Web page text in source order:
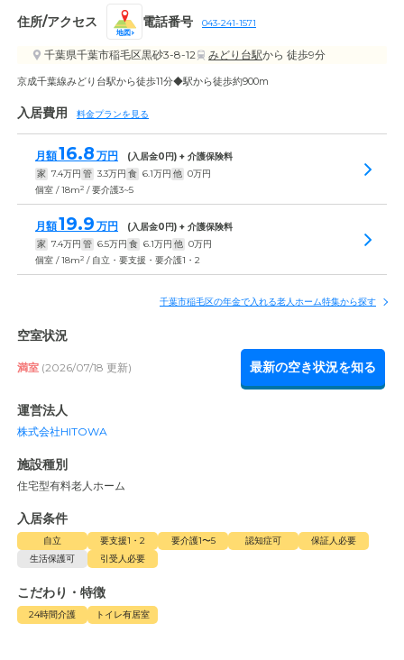
住所/アクセス
地図
電話番号 043-241-1571
千葉県千葉市稲毛区黒砂3-8-12 みどり台駅から 徒歩9分
京成千葉線みどり台駅から徒歩11分◆駅から徒歩約900m
入居費用 料金プランを見る
月額16.8 万円 (入居金0 円) + 介護保険料
家 7.4万円 管 3.3万円 食 6.1万円 他 0万円
個室 / 18m2 / 要介護3~5
月額19.9 万円 (入居金0 円) + 介護保険料
家 7.4万円 管 6.5万円 食 6.1万円 他 0万円
個室 / 18m2 / 自立・要支援・要介護1・2
千葉市稲毛区の年金で入れる老人ホーム特集から探す
空室状況
満室 (2026/07/18 更新) 最新の空き状況を知る
運営法人
株式会社HITOWA
施設種別
住宅型有料老人ホーム
入居条件
自立 要支援1・2 要介護1〜5 認知症可
保証人必要
生活保護可
引受人必要
こだわり・特徴
24時間介護 トイレ有居室